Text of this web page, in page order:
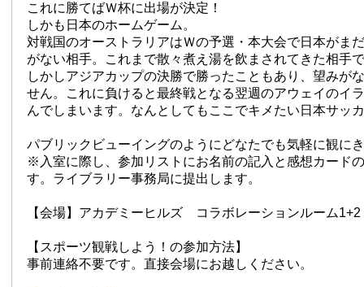
これに勝てばＷ杯に出場が決定！
しかも日本のホームゲーム。
対戦国のオーストラリアはＷの予選・本大会で日本がま
がない相手。これまで散々煮え湯を飲まされてきた相手
しかしアジアカップの決勝で勝ったこともあり、望みが
せん。これに負けると最終戦となる翌週のアウェイのイ
んでしまいます。なんとしてもここでキメたい日本サッ
パブリックビューイングのようにどなたでも気軽に観に
※入室に際し、参加リストにお名前の記入と感想カード
す。ライブラリー事務局に提出します。
【会場】アカデミーヒルズ コラボレーションルーム1+2
【スポーツ観戦しよう！の参加方法】
事前連絡不要です。直接会場にお越しください。